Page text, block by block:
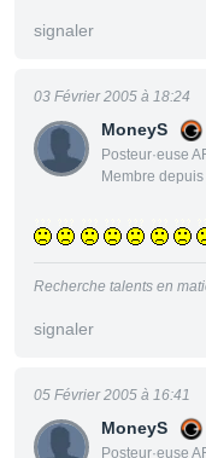
signaler
MoneyS
Posteur·euse
Membre
03 Février 2005 à 18:24
Recherche talents en
signaler
MoneyS
Posteur·euse
05 Février 2005 à 16:41